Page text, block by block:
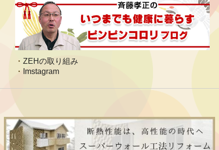
ZEHの取り組み
Imstagram